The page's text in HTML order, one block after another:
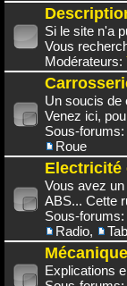
Si le site n'a
Vous
Modérateurs:
Un soucis de
Venez ici,
Sous-forums:
Roue
Electricité
Vous avez
ABS... Cette
Sous-forums:
Radio,
Mécanique
Explications